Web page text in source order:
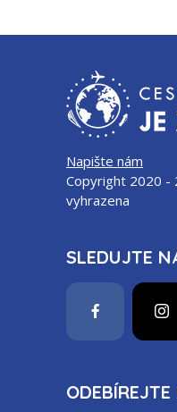
Napište nám
Copyright 2020 -
vyhrazena
SLEDUJTE